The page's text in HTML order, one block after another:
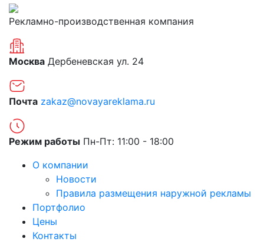
Рекламно-производственная компания
Москва Дербеневская ул. 24
Почта zakaz@novayareklama.ru
Режим работы Пн-Пт: 11:00 - 18:00
О компании
Новости
Правила размещения наружной рекламы
Портфолио
Цены
Контакты